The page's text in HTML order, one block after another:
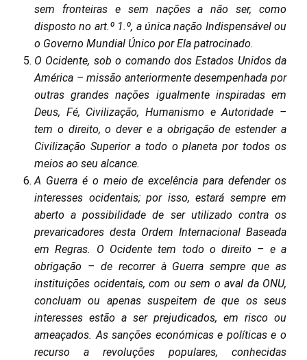
sem fronteiras e sem nações a não ser, como
disposto no art.º 1.º, a única nação Indispensável ou
o Governo Mundial Único por Ela patrocinado.
O Ocidente, sob o comando dos Estados Unidos da
América – missão anteriormente desempenhada por
outras grandes nações igualmente inspiradas em
Deus, Fé, Civilização, Humanismo e Autoridade –
tem o direito, o dever e a obrigação de estender a
Civilização Superior a todo o planeta por todos os
meios ao seu alcance.
A Guerra é o meio de excelência para defender os
interesses ocidentais; por isso, estará sempre em
aberto a possibilidade de ser utilizado contra os
prevaricadores desta Ordem Internacional Baseada
em Regras. O Ocidente tem todo o direito – e a
obrigação – de recorrer à Guerra sempre que as
instituições ocidentais, com ou sem o aval da ONU,
concluam ou apenas suspeitem de que os seus
interesses estão a ser prejudicados, em risco ou
ameaçados. As sanções económicas e políticas e o
recurso a revoluções populares, conhecidas